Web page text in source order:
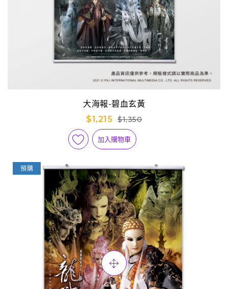
大海報-碧血玄黃
$1,215
$1,350
加入購物車
預購